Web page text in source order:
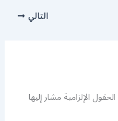
التالي
الحقول الإلزامية مشار إليها